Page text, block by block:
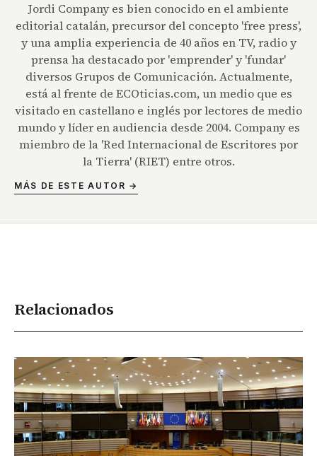
Jordi Company es bien conocido en el ambiente
editorial catalán, precursor del concepto 'free press',
y una amplia experiencia de 40 años en TV, radio y
prensa ha destacado por 'emprender' y 'fundar'
diversos Grupos de Comunicación. Actualmente,
está al frente de ECOticias.com, un medio que es
visitado en castellano e inglés por lectores de medio
mundo y líder en audiencia desde 2004. Company es
miembro de la 'Red Internacional de Escritores por
la Tierra' (RIET) entre otros.
MÁS DE ESTE AUTOR →
Relacionados